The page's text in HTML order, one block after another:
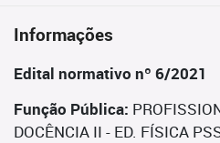
Informações
Edital normativo nº 6/2021
Função Pública:
DOCÊNCIA II - ED. FÍSICA